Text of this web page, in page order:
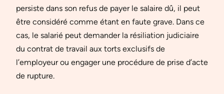
persiste dans son refus de payer le salaire dû, il peut
être considéré comme étant en faute grave. Dans ce
cas, le salarié peut demander la résiliation judiciaire
du contrat de travail aux torts exclusifs de
l’employeur ou engager une procédure de prise d’acte
de rupture.